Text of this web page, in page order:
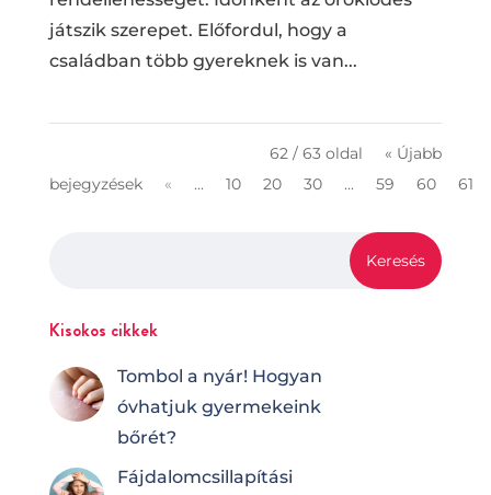
játszik szerepet. Előfordul, hogy a
családban több gyereknek is van...
62 / 63 oldal
« Újabb
bejegyzések
« ... 10 20 30 ... 59 60 61
Kisokos cikkek
Tombol a nyár! Hogyan
óvhatjuk gyermekeink
bőrét?
Fájdalomcsilla­pí­tá­si